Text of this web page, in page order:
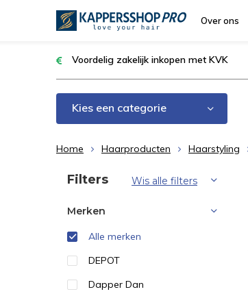
Over ons
Voordelig zakelijk inkopen met KVK
Kies een categorie
Home Haarproducten Haarstyling
Sorteren op:
Filters Wis alle filters
Merken
Alle merken
DEPOT
Dapper Dan